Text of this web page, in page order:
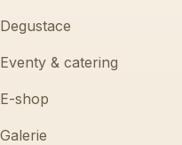
Degustace
Eventy & catering
E-shop
Galerie